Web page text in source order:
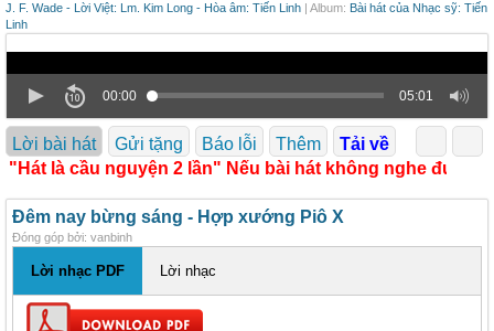
J. F. Wade - Lời Việt: Lm. Kim Long - Hòa âm: Tiến Linh | Album: Bài hát của Nhạc sỹ: Tiến
Linh
00:00 05:01
Lời bài hát Gửi tặng Báo lỗi Thêm
Tải về
là cầu nguyện 2 lần" Nếu bài hát không nghe được
Đêm nay bừng sáng - Hợp xướng Piô X
Đóng góp bởi: vanbinh
Lời nhạc PDF Lời nhạc